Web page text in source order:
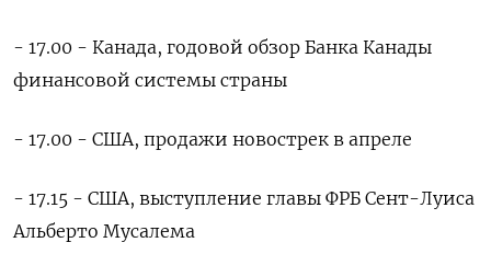
- 17.00 - Канада, годовой обзор Банка Канады
финансовой системы страны
- 17.00 - США, продажи новострек в апреле
- 17.15 - США, выступление главы ФРБ Сент-Луиса
Альберто Мусалема